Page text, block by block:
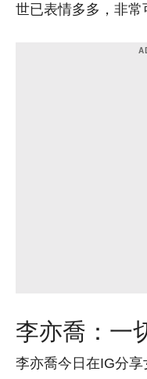
世已表情多多，非常
李亦喬：一
李亦喬今日在IG分